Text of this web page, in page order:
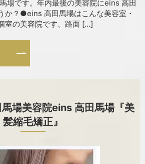
場です。年内最後の美容院にeins 高田
か？●eins 高田馬場はこんな美容室・
室の美容院です、路面 […]
場美容院eins 高田馬場『美
髪縮毛矯正』